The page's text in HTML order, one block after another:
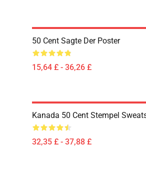
50 Cent Sagte Der Poster
15,64 £ - 36,26 £
Kanada 50 Cent Stempel
32,35 £ - 37,88 £